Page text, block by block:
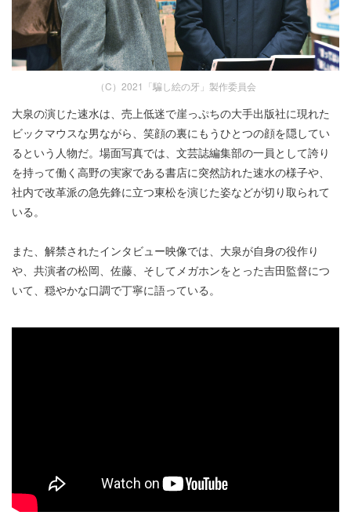
（C）2021「騙し絵の牙」製作委員会
大泉の演じた速水は、売上低迷で崖っぷちの大手出版社に現れた
ビックマウスな男ながら、笑顔の裏にもうひとつの顔を隠してい
るという人物だ。場面写真では、文芸誌編集部の一員として誇り
を持って働く高野の実家である書店に突然訪れた速水の様子や、
社内で改革派の急先鋒に立つ東松を演じた姿などが切り取られて
いる。
また、解禁されたインタビュー映像では、大泉が自身の役作り
や、共演者の松岡、佐藤、そしてメガホンをとった吉田監督につ
いて、穏やかな口調で丁寧に語っている。